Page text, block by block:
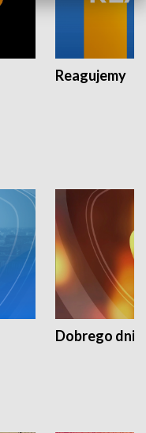
Reagujemy
Dobrego dnia